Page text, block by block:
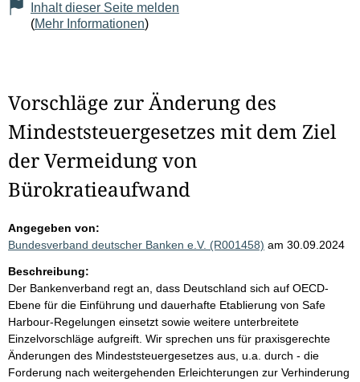
Inhalt dieser Seite melden
(Mehr Informationen)
Vorschläge zur Änderung des
Mindeststeuergesetzes mit dem Ziel
der Vermeidung von
Bürokratieaufwand
Angegeben von:
Bundesverband deutscher Banken e.V. (R001458) am 30.09.2024
Beschreibung:
Der Bankenverband regt an, dass Deutschland sich auf OECD-
Ebene für die Einführung und dauerhafte Etablierung von Safe
Harbour-Regelungen einsetzt sowie weitere unterbreitete
Einzelvorschläge aufgreift. Wir sprechen uns für praxisgerechte
Änderungen des Mindeststeuergesetzes aus, u.a. durch - die
Forderung nach weitergehenden Erleichterungen zur Verhinderung